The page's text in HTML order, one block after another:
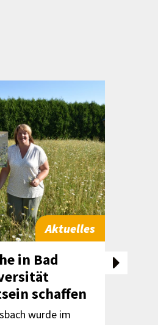
Aktuelles
in Bad
schaffen
wurde im